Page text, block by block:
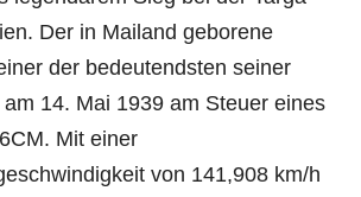
Der in Mailand geborene
der bedeutendsten seiner
14. Mai 1939 am Steuer eines
Mit einer
von 141,908 km/h